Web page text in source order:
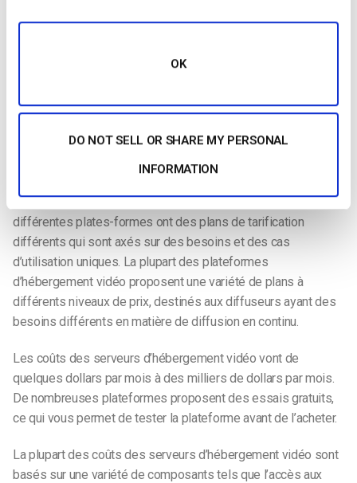
OK
DO NOT SELL OR SHARE MY PERSONAL
INFORMATION
Comme vous pouvez le constater, l’utilisation d’une
nombreux inconvénients. C’est pourquoi nous suggérons
pourquoi nous fournirons plus d’informations sur les coûts
d’hébergement vidéo.
vidéo privés sont généralement des outils payants. Les
différentes plates-formes ont des plans de tarification
différents qui sont axés sur des besoins et des cas
d’utilisation uniques. La plupart des plateformes
d’hébergement vidéo proposent une variété de plans à
différents niveaux de prix, destinés aux diffuseurs ayant des
besoins différents en matière de diffusion en continu.
Les coûts des serveurs d’hébergement vidéo vont de
quelques dollars par mois à des milliers de dollars par mois.
De nombreuses plateformes proposent des essais gratuits,
ce qui vous permet de tester la plateforme avant de l’acheter.
La plupart des coûts des serveurs d’hébergement vidéo sont
basés sur une variété de composants tels que l’accès aux